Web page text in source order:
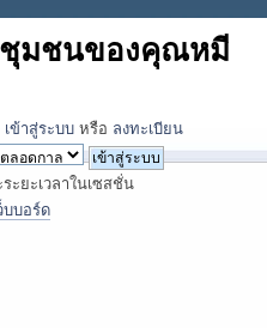
ชุมชนของคุณหมี
เข้าสู่ระบบ หรือ ลงทะเบียน
ะยะเวลาในเซสชั่น
บบอร์ด